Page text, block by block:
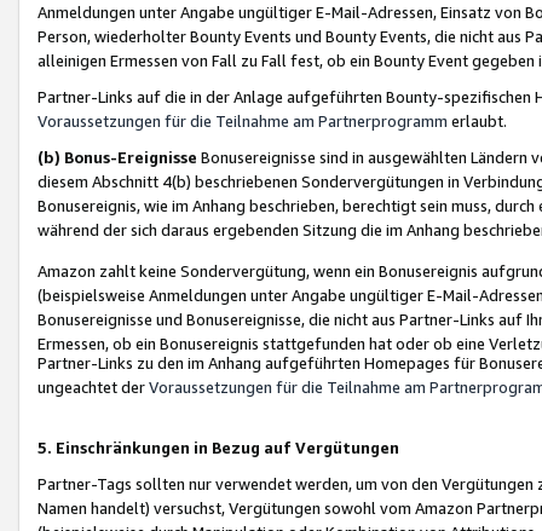
Anmeldungen unter Angabe ungültiger E-Mail-Adressen, Einsatz von
Person, wiederholter Bounty Events und Bounty Events, die nicht
alleinigen Ermessen von Fall zu Fall fest, ob ein Bounty Event
Partner-Links auf die in der Anlage aufgeführten Bounty-spezifischen
Voraussetzungen für die Teilnahme am Partnerprogramm erlaubt.
(b) Bonus-Ereignisse Bonusereignisse sind in ausgewählten Ländern
diesem Abschnitt 4(b) beschriebenen Sondervergütungen in
Bonusereignis, wie im Anhang beschrieben, berechtigt sein muss,
während der sich daraus ergebenden Sitzung die im Anhang
Amazon zahlt keine Sondervergütung, wenn ein Bonusereignis
(beispielsweise Anmeldungen unter Angabe ungültiger E-Mail-
Bonusereignisse und Bonusereignisse, die nicht aus Partner-Links auf
Ermessen, ob ein Bonusereignis stattgefunden hat oder ob eine
Partner-Links zu den im Anhang aufgeführten Homepages für
ungeachtet derVoraussetzungen für die Teilnahme am
5. Einschränkungen in Bezug auf Vergütungen
Partner-Tags sollten nur verwendet werden, um von den
Namen handelt) versuchst, Vergütungen sowohl vom Amazon